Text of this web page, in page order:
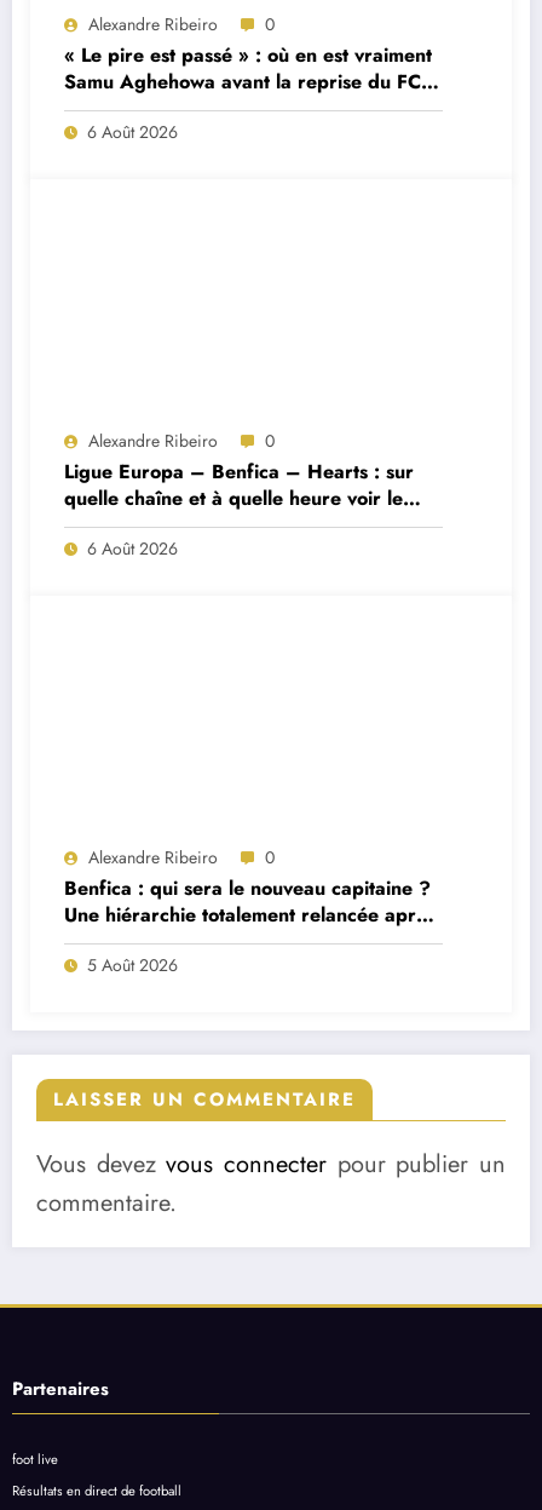
Alexandre Ribeiro 0
« Le pire est passé » : où en est vraiment
Samu Aghehowa avant la reprise du FC
Porto ?
6 Août 2026
Alexandre Ribeiro 0
Ligue Europa – Benfica – Hearts : sur
quelle chaîne et à quelle heure voir le
match ?
6 Août 2026
Alexandre Ribeiro 0
Benfica : qui sera le nouveau capitaine ?
Une hiérarchie totalement relancée après
deux départs majeurs
5 Août 2026
LAISSER UN COMMENTAIRE
Vous devezvous connecter pour publier un
commentaire.
Partenaires
foot live
Résultats en direct de football